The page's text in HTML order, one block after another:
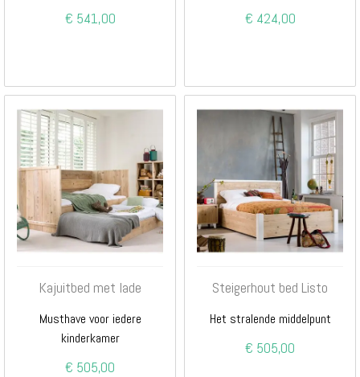
€ 541,00 € 424,00
Kajuitbed met lade
Musthave voor iedere
kinderkamer
€ 505,00
Steigerhout bed Listo
Het stralende middelpunt
€ 505,00